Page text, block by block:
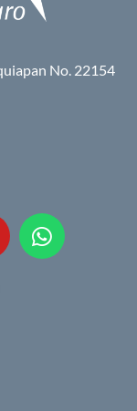
No. 22154